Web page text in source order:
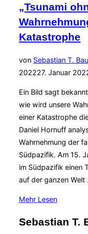
beste
PR-
Foto“
„Tsunami
Katastrophe
von Sebastian T.
202227. Januar
Ein Bild sagt
wie wird unsere
einer Katastrophe
Daniel Hornuff
Wahrnehmung der
Südpazifik. Am 15.
im Südpazifik einen
auf der ganzen Welt
Mehr über
ohne
Lesen
Sebastian T.